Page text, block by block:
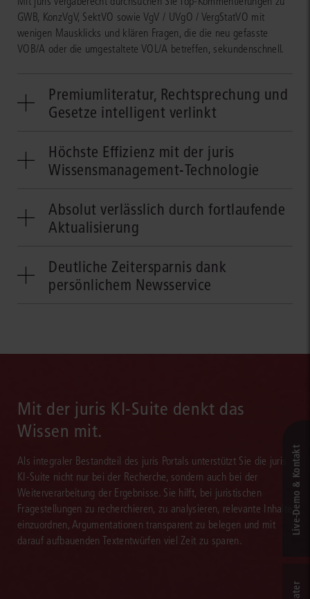
GWB, KonzVgV, SektVO sowie VgV / UVgO / VergStatVO mit
wenigen Mausklicks und klären Fragen, die die neu gefasste
VOB/A oder die umgestaltete VOL/A betreffen, sekundenschnell.
Premiumliteratur, Rechtsprechung und
Gesetze intelligent verlinkt
Ausschreibungsfristen und -pflichten, Verfahrenswahl, eVergabe-
Richtlinien, Rechtsschutz, Dokumentation und
Die fortlaufende Aktualisierung und auch die zahlreichen
integrierten Zeitschriften gewährleisten, dass alle neuen
der öffentlichen Auftragsvergabe in Ihren Suchergebnissen stets
berücksichtigt sind.
Höchste Effizienz mit der juris
Wissensmanagement-Technologie
Wissensmanagement finden Sie sekundenschnell die in Ihrem Fall
relevanten Entscheidungen und rufen die geltenden Normen auf
Aktualisierung beziehen Sie jede neue Rechtsentwicklung sofort in
Ihre Recherche ein. Mit juris arbeiten Sie effizient.
Absolut verlässlich durch fortlaufende
Aktualisierung
zwischen juris und den jurisAllianz Partnerverlagen. Dank
intelligenter Verarbeitungsprozesse stehen Ihnen Neuauflagen oft
Deutliche Zeitersparnis dank
persönlichem Newsservice
Mit der juris KI-Suite denkt das
Wissen mit.
Als integraler Bestandteil des juris Portals unterstützt Sie die juris
KI-Suite nicht nur bei der Recherche, sondern auch bei der
Weiterverarbeitung der Ergebnisse. Sie hilft, bei juristischen
Fragestellungen zu recherchieren, zu analysieren, relevante Inhalte
einzuordnen, Argumentationen transparent zu belegen und mit
darauf aufbauenden Textentwürfen viel Zeit zu sparen.
Live‑Demo & Kontakt